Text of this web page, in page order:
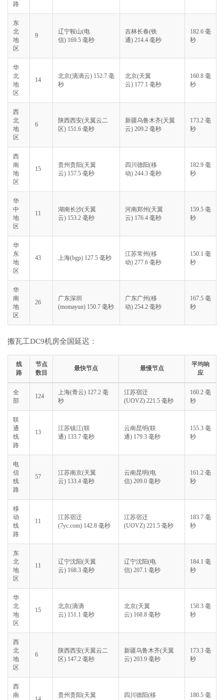
路
东
北
地
区
9
辽宁鞍山(电
信) 169.5 毫秒
吉林长春(铁
通) 214.4 毫秒
182.6 毫
秒
华
北
地
区
14
北京(滴滴云) 152.7 毫
秒
北京(天翼
云) 177.1 毫秒
160.8 毫
秒
西
北
地
区
6
陕西西安(天翼云二
区) 151.6 毫秒
新疆乌鲁木齐(天翼
云) 209.2 毫秒
173.2 毫
秒
西
南
地
区
15
贵州贵阳(天翼
云) 157.5 毫秒
四川德阳(移
动) 244.3 毫秒
182.9 毫
秒
华
中
地
区
11
湖南长沙(天翼
云) 153.2 毫秒
河南郑州(天翼
云) 176.4 毫秒
159.5 毫
秒
华
东
地
区
43 上海(bgp) 127.5 毫秒
江苏常州(移
动) 277.6 毫秒
150.1 毫
秒
华
南
地
区
26
广东深圳
(momayun) 150.7 毫秒
广东广州(移
动) 254.2 毫秒
167.5 毫
秒
搬瓦工DC9机房全国延迟：
线
路
节点
数目
最快节点 最慢节点
平均响
应
全
部
124
上海(青云) 127.2 毫
秒
江苏宿迁
(UOVZ) 221.5 毫秒
160.2 毫
秒
联
通
线
路
13
江苏镇江(联
通) 133.7 毫秒
云南昆明(联
通) 179.3 毫秒
155.3 毫
秒
电
信
线
路
57
江苏南京(天翼
云) 133.4 毫秒
云南昆明(电
信) 209.0 毫秒
161.2 毫
秒
移
动
线
路
11
江苏宿迁
(7yc.com) 142.8 毫秒
江苏宿迁
(UOVZ) 221.5 毫秒
183.7 毫
秒
东
北
地
区
11
辽宁沈阳(天翼
云) 168.3 毫秒
辽宁沈阳(电
信) 207.1 毫秒
184.1 毫
秒
华
北
地
区
15
北京(滴滴
云) 151.1 毫秒
北京(天翼
云) 168.8 毫秒
158.3 毫
秒
西
北
地
区
6
陕西西安(天翼云二
区) 147.2 毫秒
新疆乌鲁木齐(天翼
云) 203.9 毫秒
173.3 毫
秒
西
南
贵州贵阳(天翼 四川德阳(移 180.5 毫